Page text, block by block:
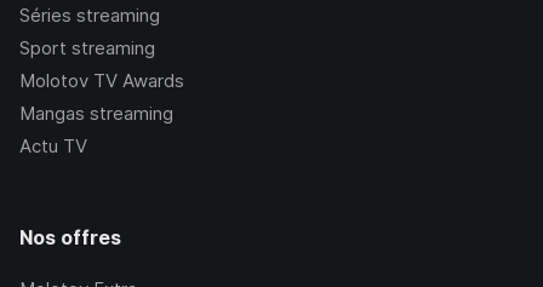
Séries streaming
Sport streaming
Molotov TV Awards
Mangas streaming
Actu TV
Nos offres